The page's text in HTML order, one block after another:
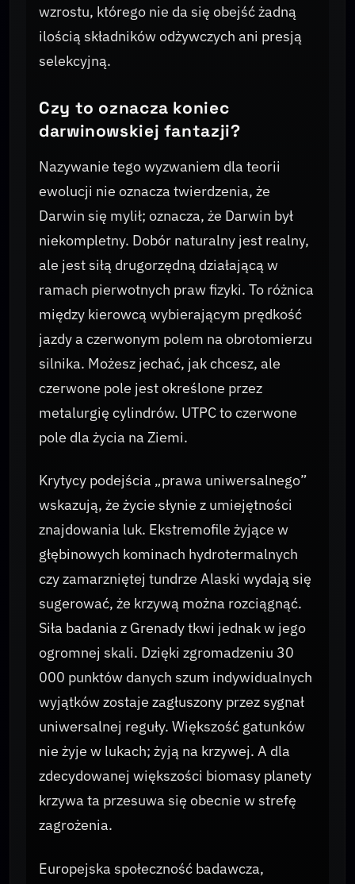
wzrostu, którego nie da się obejść żadną
ilością składników odżywczych ani presją
selekcyjną.
Czy to oznacza koniec
darwinowskiej fantazji?
Nazywanie tego wyzwaniem dla teorii
ewolucji nie oznacza twierdzenia, że
Darwin się mylił; oznacza, że Darwin był
niekompletny. Dobór naturalny jest realny,
ale jest siłą drugorzędną działającą w
ramach pierwotnych praw fizyki. To różnica
między kierowcą wybierającym prędkość
jazdy a czerwonym polem na obrotomierzu
silnika. Możesz jechać, jak chcesz, ale
czerwone pole jest określone przez
metalurgię cylindrów. UTPC to czerwone
pole dla życia na Ziemi.
Krytycy podejścia „prawa uniwersalnego”
wskazują, że życie słynie z umiejętności
znajdowania luk. Ekstremofile żyjące w
głębinowych kominach hydrotermalnych
czy zamarzniętej tundrze Alaski wydają się
sugerować, że krzywą można rozciągnąć.
Siła badania z Grenady tkwi jednak w jego
ogromnej skali. Dzięki zgromadzeniu 30
000 punktów danych szum indywidualnych
wyjątków zostaje zagłuszony przez sygnał
uniwersalnej reguły. Większość gatunków
nie żyje w lukach; żyją na krzywej. A dla
zdecydowanej większości biomasy planety
krzywa ta przesuwa się obecnie w strefę
zagrożenia.
Europejska społeczność badawcza,